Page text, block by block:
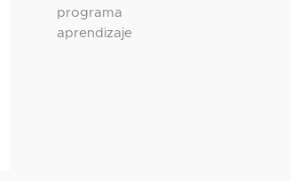
programa
aprendizaje